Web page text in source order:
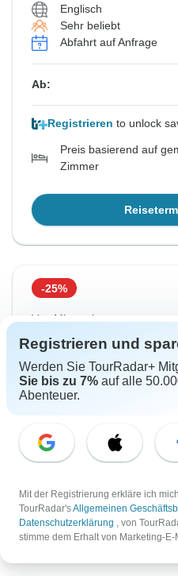
Ab€2.519
Englisch
Sehr beliebt
Abfahrt auf Anfrage
Ab:
Registrieren to unlock
Preis basierend auf
Zimmer
-25%
Von Mittwoch
26 Aug, 2026
Englisch
Fast ausgebucht
Ab:
Registrierento unlock
Preis basierend auf
Zimmer
Registrieren und
Werden Sie TourRadar+
Sie bis zu 7% auf alle
Abenteuer.
Mit der Registrierung erkläre ich
TourRadar'sAllgemeinen
Datenschutzerklärung , von
stimme dem Erhalt von Marketing-E-